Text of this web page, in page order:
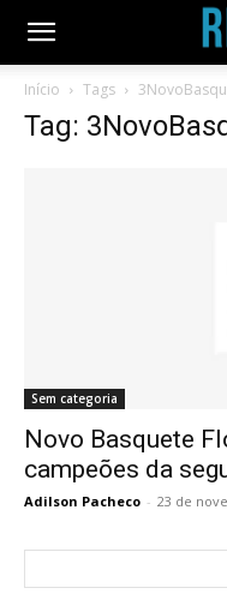
Início Tags
Tag:
Sem categoria
Novo Basquete
campeões da
Adilson Pacheco - 23 de